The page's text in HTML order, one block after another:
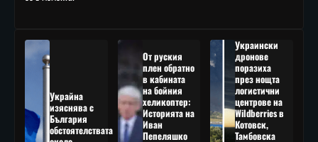
Украйна
изяснява с
България
обстоятелствата
От руския
плен обратно
в кабината
на бойния
хеликоптер:
Историята на
Иван
Пепеляшко
Украински
дронове
поразиха
през нощта
логистични
центрове на
Wildberries в
Котовск,
Тамбовска